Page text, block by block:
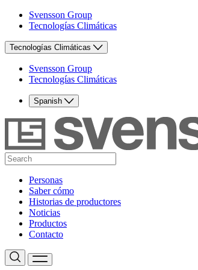
Svensson Group
Tecnologías Climáticas
Tecnologías Climáticas
Svensson Group
Tecnologías Climáticas
Spanish
Personas
Saber cómo
Historias de productores
Noticias
Productos
Contacto